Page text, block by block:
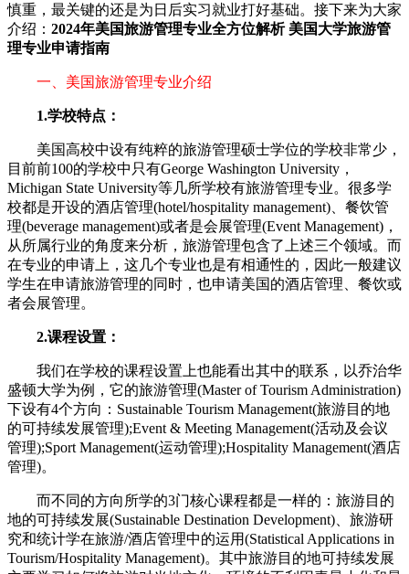
慎重，最关键的还是为日后实习就业打好基础。接下来为大家
介绍： 2024年美国旅游管理专业全方位解析 美国大学旅游管
理专业申请指南
一、美国旅游管理专业介绍
1.学校特点：
美国高校中设有纯粹的旅游管理硕士学位的学校非常少，
目前前100的学校中只有George Washington University，
Michigan State University等几所学校有旅游管理专业。很多学
校都是开设的酒店管理(hotel/hospitality management)、餐饮管
理(beverage management)或者是会展管理(Event Management)，
从所属行业的角度来分析，旅游管理包含了上述三个领域。而
在专业的申请上，这几个专业也是有相通性的，因此一般建议
学生在申请旅游管理的同时，也申请美国的酒店管理、餐饮或
者会展管理。
2.课程设置：
我们在学校的课程设置上也能看出其中的联系，以乔治华
盛顿大学为例，它的旅游管理(Master of Tourism Administration)
下设有4个方向：Sustainable Tourism Management(旅游目的地
的可持续发展管理);Event & Meeting Management(活动及会议
管理);Sport Management(运动管理);Hospitality Management(酒店
管理)。
而不同的方向所学的3门核心课程都是一样的：旅游目的
地的可持续发展(Sustainable Destination Development)、旅游研
究和统计学在旅游/酒店管理中的运用(Statistical Applications in
Tourism/Hospitality Management)。其中旅游目的地可持续发展